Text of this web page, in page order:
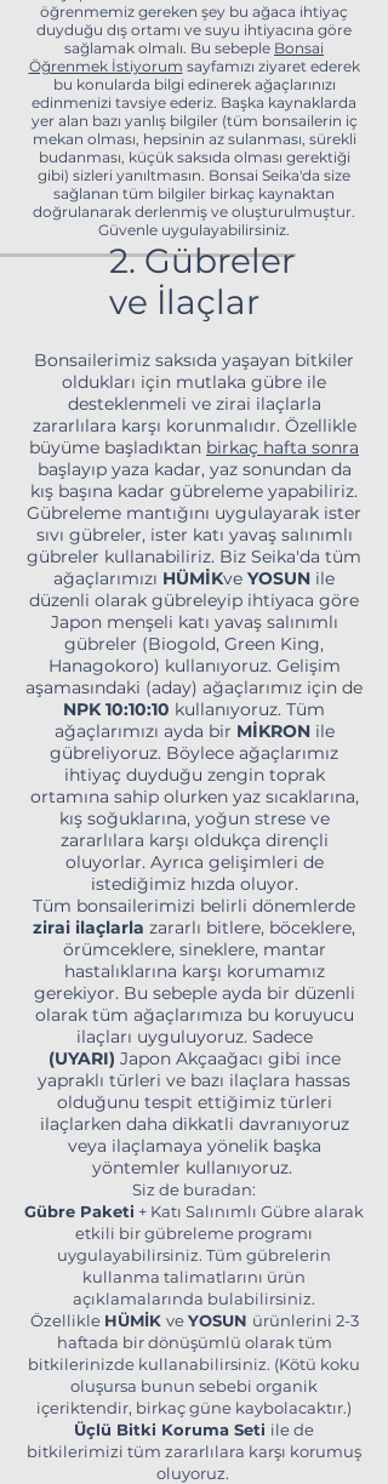
öğrenmemiz gereken şey bu ağaca ihtiyaç
duyduğu dış ortamı ve suyu ihtiyacına göre
sağlamak olmalı. Bu sebeple Bonsai
Öğrenmek İstiyorum sayfamızı ziyaret ederek
bu konularda bilgi edinerek ağaçlarınızı
edinmenizi tavsiye ederiz. Başka kaynaklarda
yer alan bazı yanlış bilgiler (tüm bonsailerin iç
mekan olması, hepsinin az sulanması, sürekli
budanması, küçük saksıda olması gerektiği
gibi) sizleri yanıltmasın. Bonsai Seika'da size
sağlanan tüm bilgiler birkaç kaynaktan
doğrulanarak derlenmiş ve oluşturulmuştur.
Güvenle uygulayabilirsiniz.
2. Gübreler
ve İlaçlar
Bonsailerimiz saksıda yaşayan bitkiler
oldukları için mutlaka gübre ile
desteklenmeli ve zirai ilaçlarla
zararlılara karşı korunmalıdır. Özellikle
büyüme başladıktan birkaç hafta sonra
başlayıp yaza kadar, yaz sonundan da
kış başına kadar gübreleme yapabiliriz.
Gübreleme mantığını uygulayarak ister
sıvı gübreler, ister katı yavaş salınımlı
gübreler kullanabiliriz. Biz Seika'da tüm
ağaçlarımızı HÜMİKve YOSUN ile
düzenli olarak gübreleyip ihtiyaca göre
Japon menşeli katı yavaş salınımlı
gübreler (Biogold, Green King,
Hanagokoro) kullanıyoruz. Gelişim
aşamasındaki (aday) ağaçlarımız için de
NPK 10:10:10 kullanıyoruz. Tüm
ağaçlarımızı ayda bir MİKRON ile
gübreliyoruz. Böylece ağaçlarımız
ihtiyaç duyduğu zengin toprak
ortamına sahip olurken yaz sıcaklarına,
kış soğuklarına, yoğun strese ve
zararlılara karşı oldukça dirençli
oluyorlar. Ayrıca gelişimleri de
istediğimiz hızda oluyor.
Tüm bonsailerimizi belirli dönemlerde
zirai ilaçlarla zararlı bitlere, böceklere,
örümceklere, sineklere, mantar
hastalıklarına karşı korumamız
gerekiyor. Bu sebeple ayda bir düzenli
olarak tüm ağaçlarımıza bu koruyucu
ilaçları uyguluyoruz. Sadece
(UYARI) Japon Akçaağacı gibi ince
yapraklı türleri ve bazı ilaçlara hassas
olduğunu tespit ettiğimiz türleri
ilaçlarken daha dikkatli davranıyoruz
veya ilaçlamaya yönelik başka
yöntemler kullanıyoruz.
Siz de buradan:
Gübre Paketi + Katı Salınımlı Gübre alarak
etkili bir gübreleme programı
uygulayabilirsiniz. Tüm gübrelerin
kullanma talimatlarını ürün
açıklamalarında bulabilirsiniz.
Özellikle HÜMİK veYOSUN ürünlerini 2-3
haftada bir dönüşümlü olarak tüm
bitkilerinizde kullanabilirsiniz. (Kötü koku
oluşursa bunun sebebi organik
içeriktendir, birkaç güne kaybolacaktır.)
Üçlü Bitki Koruma Seti ile de
bitkilerimizi tüm zararlılara karşı korumuş
oluyoruz.